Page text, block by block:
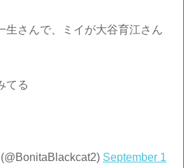
生さんで、ミイが大谷育江さん
てる
September 1